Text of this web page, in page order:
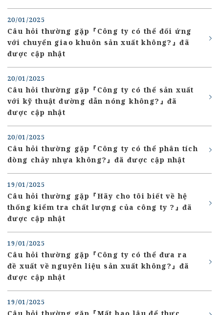
20/01/2025
Câu hỏi thường gặp『Công ty có thể đối ứng
với chuyển giao khuôn sản xuất không?』đã
được cập nhật
20/01/2025
Câu hỏi thường gặp『Công ty có thể sản xuất
với kỹ thuật đường dẫn nóng không?』đã
được cập nhật
20/01/2025
Câu hỏi thường gặp『Công ty có thể phân tích
dòng chảy nhựa không?』đã được cập nhật
19/01/2025
Câu hỏi thường gặp『Hãy cho tôi biết về hệ
thống kiểm tra chất lượng của công ty ?』đã
được cập nhật
19/01/2025
Câu hỏi thường gặp『Công ty có thể đưa ra
đề xuất về nguyên liệu sản xuất không?』đã
được cập nhật
19/01/2025